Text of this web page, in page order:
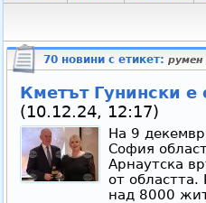
70 новини с етикет: румен
Кметът Гунински е
(10.12.24, 12:17)
На 9
София
Арнаутска
от
над 8000